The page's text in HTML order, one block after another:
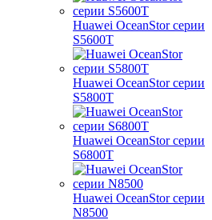
Huawei OceanStor серии
S5600T
Huawei OceanStor серии
S5800T
Huawei OceanStor серии
S6800T
Huawei OceanStor серии
N8500